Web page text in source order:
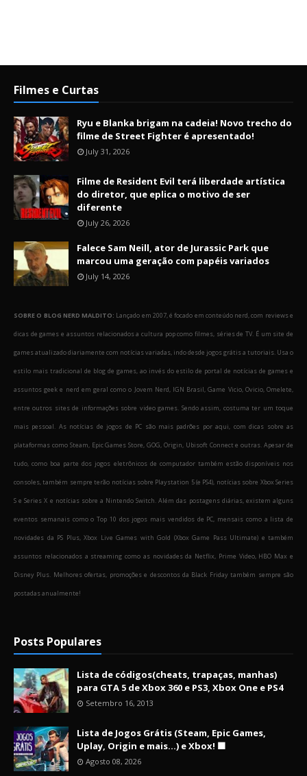
Filmes e Curtas
Ryu e Blanka brigam na cadeia! Novo trecho do
filme de Street Fighter é apresentado!
July 31, 2026
Filme de Resident Evil terá liberdade artística
do diretor, que eplica o motivo de ser
diferente
July 26, 2026
Falece Sam Neill, ator de Jurassic Park que
marcou uma geração com papéis variados
July 14, 2026
SOBRE O BLOG NERD MALDITO: Lançado em 2007, é focado em conteúdo nerd, com reviews e
dicas de games e assuntos relacionados a cultura pop como filmes, séries de TV. É um site de
games atualizado diariamente com notícias variadas, indo desde jogos grátis a tutoriais. Usa o
estilo mais tradicional de blog de games, ao invés do estilo de portal de notícias de games e
assuntos geek e nerd em geral como o Jovem Nerd, IGN Brasil, Game Vicio, Ovicio, Omelete,
entre outros sites de informações sobre video games. Sendo assim, costuma ter um toque
mais pessoal. As notícias de jogos de PC são mais padrões por aqui, com dicas sobre as
plataformas como Steam, Epic Games Store, GOG, Origin, Ubisoft Connect e outras. Apesar de
tudo, como boa parte dos jogos eletrônicos de computador também estão disponíveis nos
consoles, também sempre terão notícias sobre Playstation 5 (e PS4), notícias sobre Xbox Series
S e Series X e notícias sobre a Nintendo Switch. Além das postagens diárias, existem alguns
eventos semanais como o Top 10 dos jogos mais vendidos de PC, mensais como a lista de
novidades da PS Plus, Xbox Live Games with Gold (Xbox Game Pass Ultimate) e também
assuntos relacionados a streaming como as novidades da Netflix, Prime Video, HBO Max e
Disney Plus. Melhores ofertas, promoções e descontos da Black Friday também sempre são
postadas anualmente!
Posts Populares
Lista de códigos(cheats, trapaças, manhas)
para GTA 5 de Xbox 360 e PS3, Xbox One e PS4
Setembro 16, 2013
Lista de Jogos Grátis (Steam, Epic Games,
Uplay, Origin e mais...) e Xbox! 🟩
Agosto 08, 2026